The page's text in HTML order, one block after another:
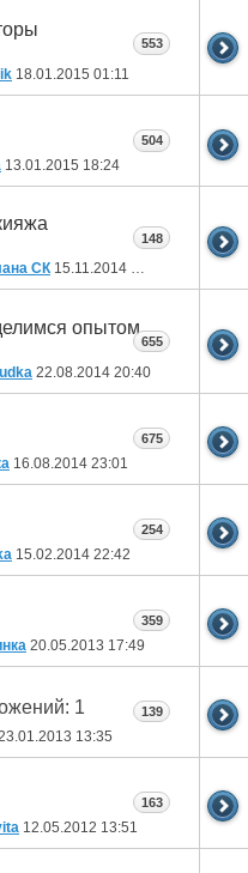
18.01.2015 01:11
553
13.01.2015 18:24
504
СК 15.11.2014 17:22
148
опытом
22.08.2014 20:40
655
16.08.2014 23:01
675
15.02.2014 22:42
254
20.05.2013 17:49
359
13:35
139
12.05.2012 13:51
163